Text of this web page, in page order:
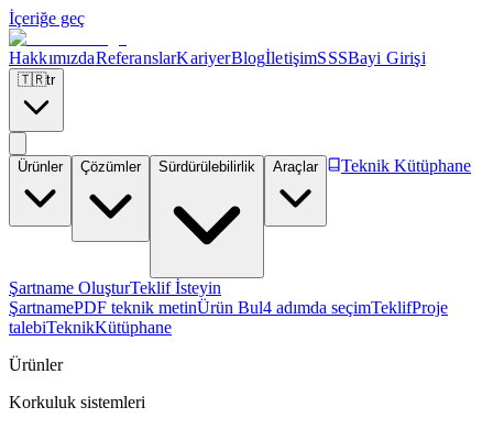
İçeriğe geç
HakkımızdaReferanslarKariyerBlogİletişimSSSBayi Girişi
🇹🇷tr
Ürünler Çözümler Sürdürülebilirlik Araçlar Teknik Kütüphane
Şartname OluşturTeklif İsteyin
ŞartnamePDF teknik metinÜrün Bul4 adımda seçimTeklifProje
talebiTeknikKütüphane
Ürünler
Korkuluk sistemleri